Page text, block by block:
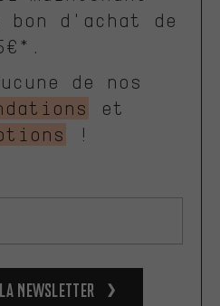
d'achat de
de nos
et
!
la newsletter